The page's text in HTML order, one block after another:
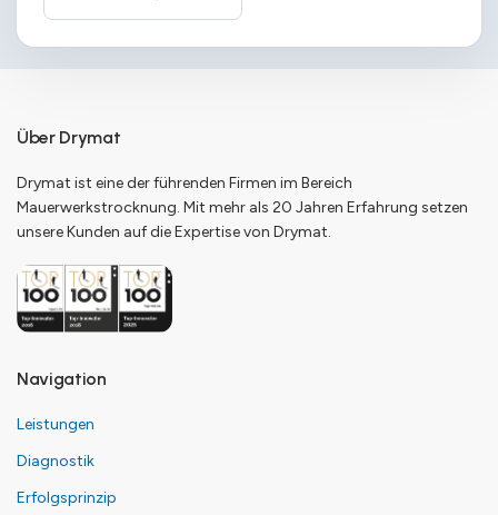
Über Drymat
Drymat ist eine der führenden Firmen im Bereich
Mauerwerkstrocknung. Mit mehr als 20 Jahren Erfahrung setzen
unsere Kunden auf die Expertise von Drymat.
Navigation
Leistungen
Diagnostik
Erfolgsprinzip